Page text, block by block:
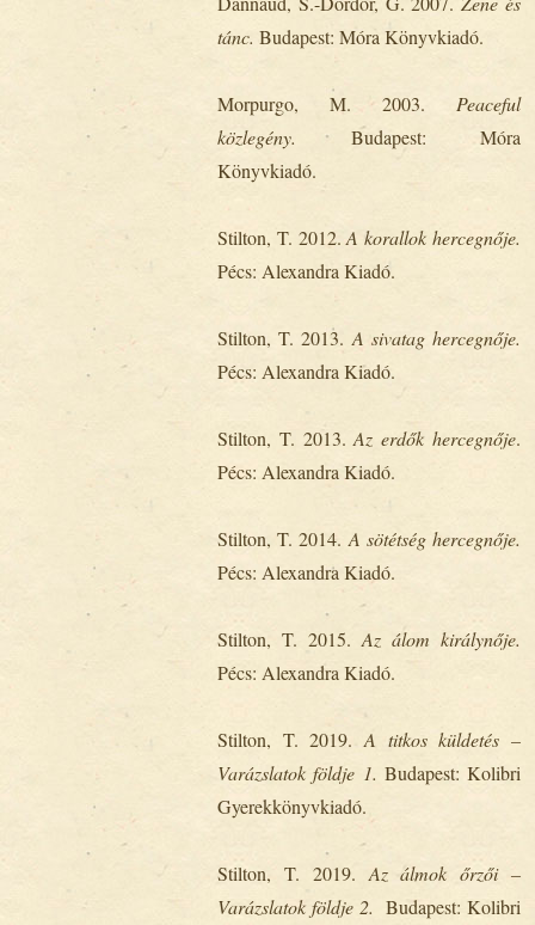
tánc. Budapest: Móra Könyvkiadó.
Morpurgo, M. 2003. Peaceful
közlegény. Budapest: Móra
Könyvkiadó.
Stilton, T. 2012.A korallok hercegnője.
Pécs: Alexandra Kiadó.
Stilton, T. 2013. A sivatag hercegnője.
Pécs: Alexandra Kiadó.
Stilton, T. 2013.Az erdők hercegnője.
Pécs: Alexandra Kiadó.
Stilton, T. 2014. A sötétség hercegnője.
Pécs: Alexandra Kiadó.
Stilton, T. 2015. Az álom királynője.
Pécs: Alexandra Kiadó.
Stilton, T. 2019. A titkos küldetés –
Varázslatok földje 1. Budapest: Kolibri
Gyerekkönyvkiadó.
Stilton, T. 2019. Az álmok őrzői –
Varázslatok földje 2. Budapest: Kolibri